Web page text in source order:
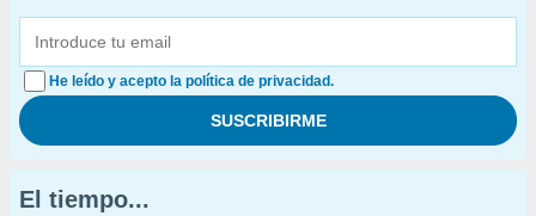
He leído y acepto la política de privacidad.
El tiempo...